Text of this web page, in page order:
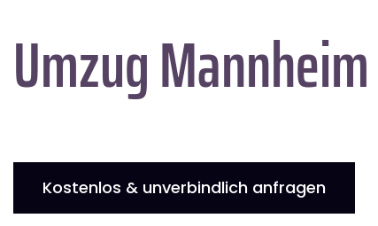
Umzug Mannheim
Kostenlos & unverbindlich anfragen